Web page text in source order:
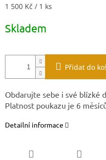
Měrná
1 500 Kč / 1 ks
Skladem
Přidat do
Obdarujte sebe i své blízké
Platnost poukazu je 6
Detailní informace